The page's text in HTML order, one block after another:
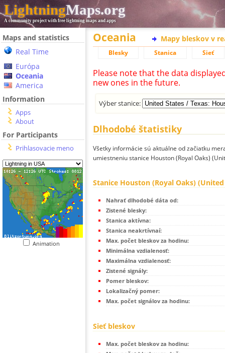
LightningMaps.org
A community project with free lightning maps and apps
Maps and statistics
Real Time
Európa
Oceania
America
Information
Apps
About
For Participants
Prihlasovacie meno
Animation
Oceania Mapy bleskov v
Blesky Stanica Sieť
Please note that the data
new ones in the future.
Výber stanice:
Dlhodobé štatistiky
Všetky informácie sú aktuálne od začiatku
umiestneniu stanice Houston (Royal Oaks)
Stanice Houston (Royal Oaks)
Nahrať dlhodobé dáta od:
Zistené blesky:
Stanica aktívna:
Stanica neakrtívnaí:
Max. počet bleskov za hodinu:
Minimálna vzdialenosť:
Maximálna vzdialenosť:
Zistené signály:
Pomer bleskov:
Lokalizačný pomer:
Max. počet signálov za hodinu:
Sieť bleskov
Max. počet bleskov za hodinu: